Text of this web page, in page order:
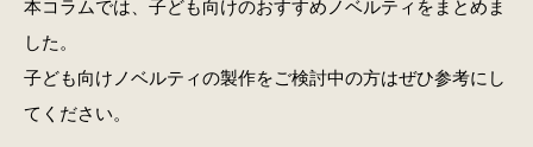
本コラムでは、子ども向けのおすすめノベルティをまとめま
した。
子ども向けノベルティの製作をご検討中の方はぜひ参考にし
てください。